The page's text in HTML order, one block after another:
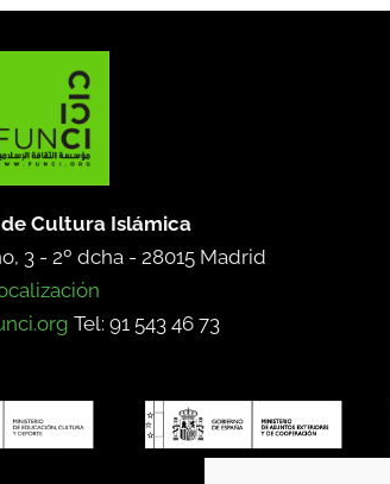
Cultura Islámica
3 - 2º dcha - 28015 Madrid
Tel: 91 543 46 73